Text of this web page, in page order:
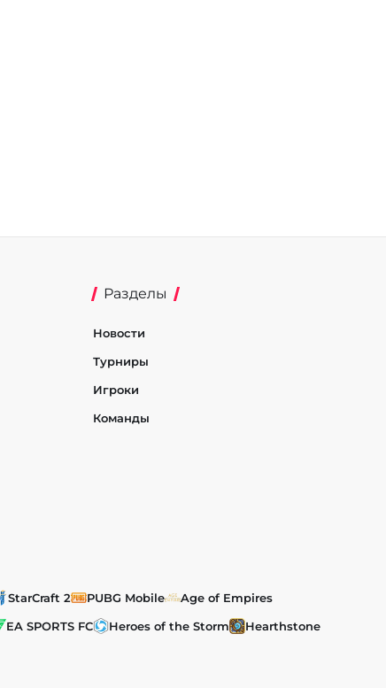
Разделы
Новости
Турниры
Игроки
Команды
StarCraft 2 PUBG Mobile
Age of Empires
EA SPORTS FC Heroes of the Storm
Hearthstone